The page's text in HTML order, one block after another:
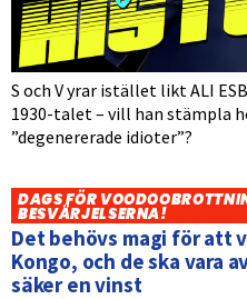
S och V yrar istället likt ALI
1930-talet – vill han stämpla
”degenererade idioter”?
DAGS FÖR
BESVÄRJELSERNA!
Det behövs magi för att
Kongo, och de ska vara
säker en vinst